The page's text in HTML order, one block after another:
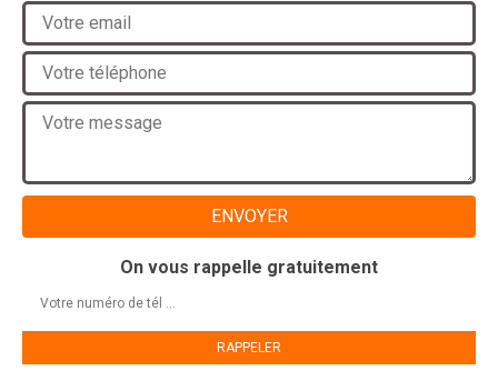
On vous rappelle gratuitement